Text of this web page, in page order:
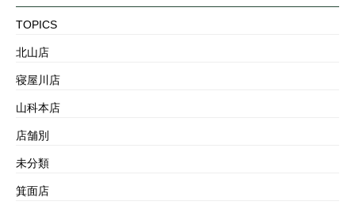
TOPICS
北山店
寝屋川店
山科本店
店舗別
未分類
箕面店